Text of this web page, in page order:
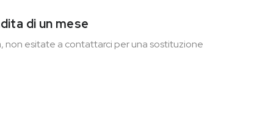
di un mese
non esitate a contattarci per una sostituzione